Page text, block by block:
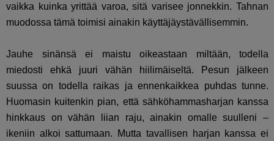
vaikka kuinka yrittää varoa, sitä varisee jonnekkin. Tahnan
muodossa tämä toimisi ainakin käyttäjäystävällisemmin.
Jauhe sinänsä ei maistu oikeastaan miltään, todella
miedosti ehkä juuri vähän hiilimäiseltä. Pesun jälkeen
suussa on todella raikas ja ennenkaikkea puhdas tunne.
Huomasin kuitenkin pian, että sähköhammasharjan kanssa
hinkkaus on vähän liian raju, ainakin omalle suulleni –
ikeniin alkoi sattumaan. Mutta tavallisen harjan kanssa ei